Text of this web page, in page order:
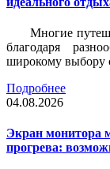
Многие
благодаря
широкому выбору
Подробнее
04.08.2026
Экран монитора
прогрева: